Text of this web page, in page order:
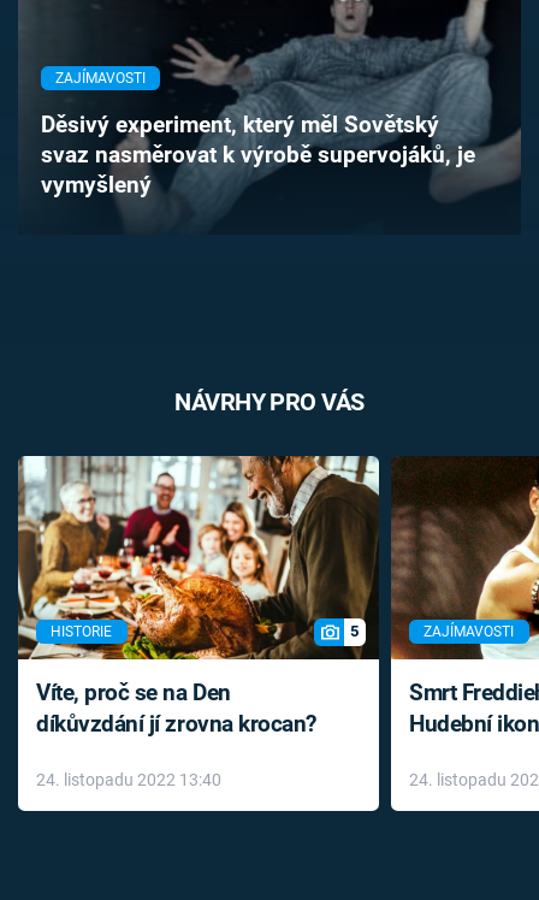
Časopis
Sledujte prima+
ZAJÍMAVOSTI
Děsivý experiment, který měl Sovětský
svaz nasměrovat k výrobě supervojáků, je
vymyšlený
NÁVRHY PRO VÁS
HISTORIE 5
Víte, proč se na Den
díkůvzdání jí zrovna krocan?
24. listopadu 2022 13:40
ZAJÍMAVOSTI
Smrt
Hudební
léky
24. listopadu